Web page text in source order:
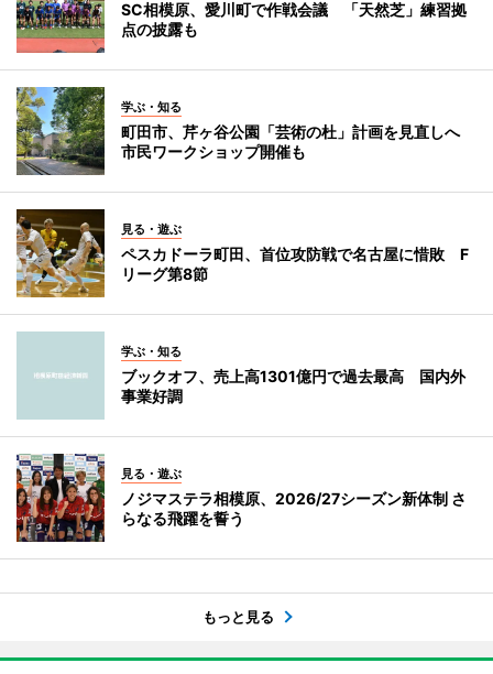
SC相模原、愛川町で作戦会議 「天然芝」練習拠
点の披露も
学ぶ・知る
町田市、芹ヶ谷公園「芸術の杜」計画を見直しへ
市民ワークショップ開催も
見る・遊ぶ
ペスカドーラ町田、首位攻防戦で名古屋に惜敗 F
リーグ第8節
学ぶ・知る
ブックオフ、売上高1301億円で過去最高 国内外
事業好調
見る・遊ぶ
ノジマステラ相模原、2026/27シーズン新体制 さ
らなる飛躍を誓う
もっと見る